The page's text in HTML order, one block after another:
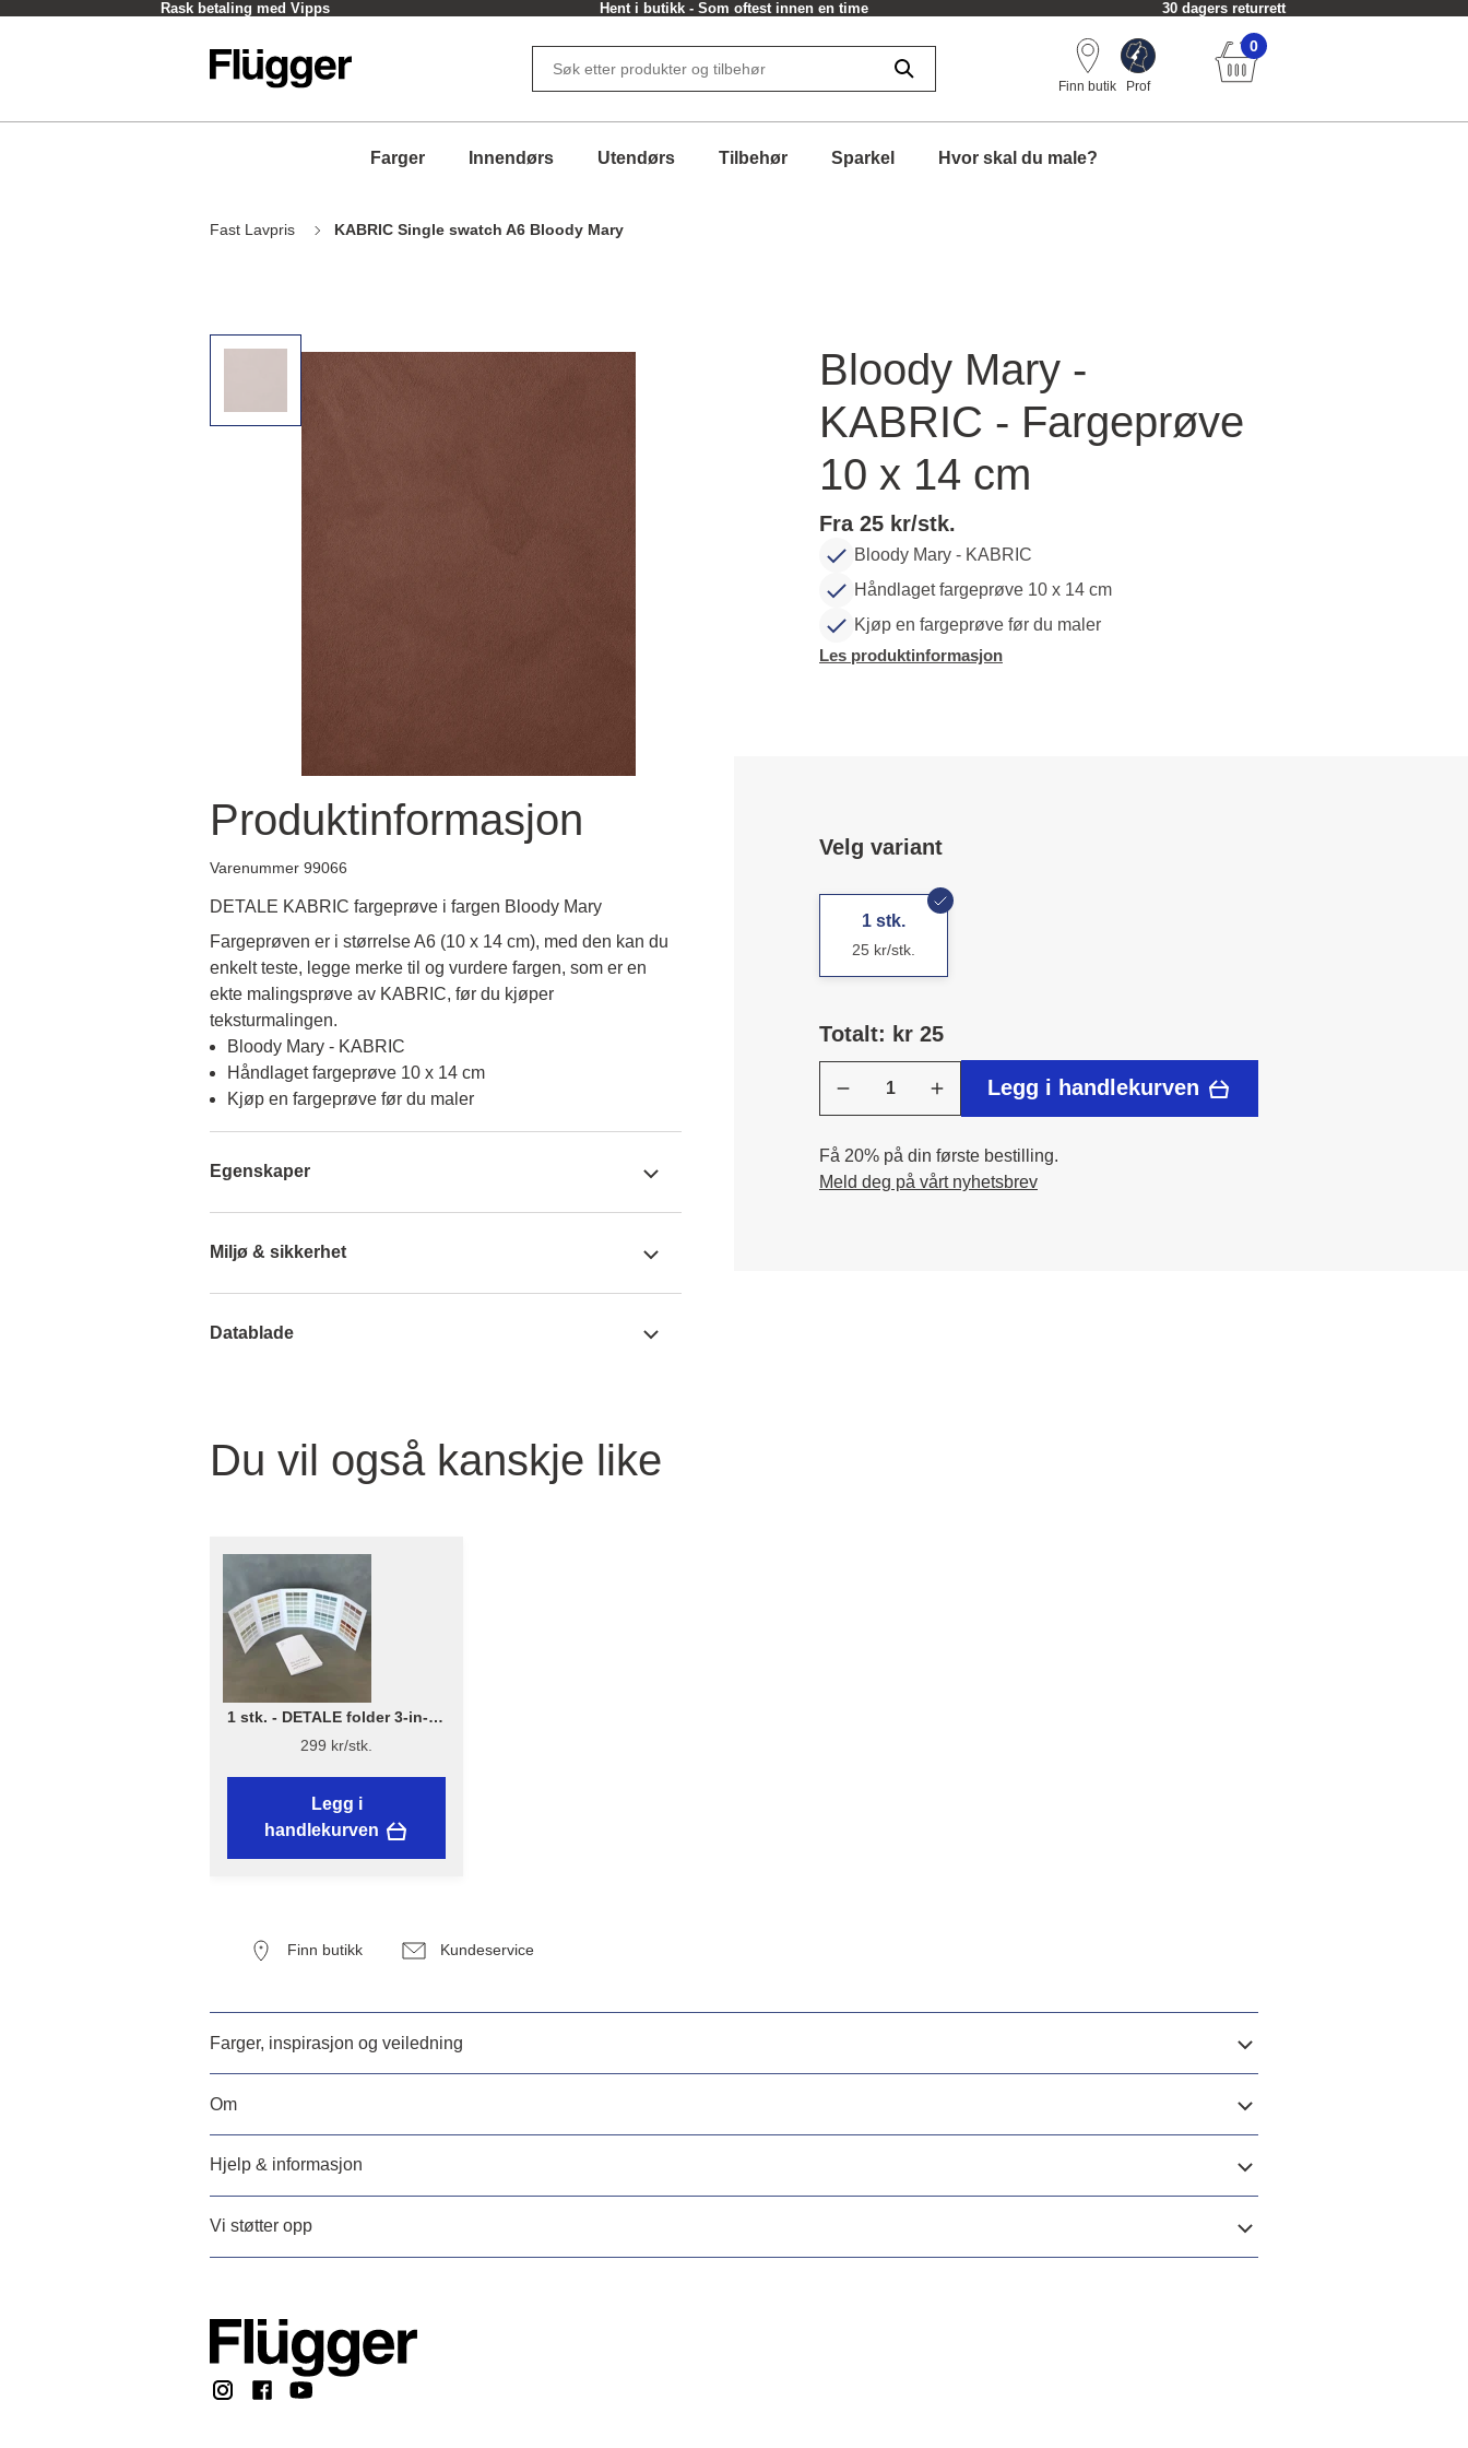
Rask betaling med Vipps Hent i butikk - Som oftest innen en time 30 dagers returrett
Finn butik Prof
0
Farger Innendørs Utendørs Tilbehør Sparkel Hvor skal du male?
Fast Lavpris KABRIC Single swatch A6 Bloody Mary
Produktinformasjon
Varenummer 99066
DETALE KABRIC fargeprøve i fargen Bloody Mary
Fargeprøven er i størrelse A6 (10 x 14 cm), med den kan du
enkelt teste, legge merke til og vurdere fargen, som er en
ekte malingsprøve av KABRIC, før du kjøper
teksturmalingen.
Bloody Mary - KABRIC
Håndlaget fargeprøve 10 x 14 cm
Kjøp en fargeprøve før du maler
Egenskaper
Miljø & sikkerhet
Datablade
Bloody Mary -
KABRIC - Fargeprøve
10 x 14 cm
Fra 25 kr/stk.
Bloody Mary - KABRIC
Håndlaget fargeprøve 10 x 14 cm
Kjøp en fargeprøve før du maler
Les produktinformasjon
Velg variant
1 stk.
25 kr/stk.
Totalt: kr 25
Legg i handlekurven
Få 20% på din første bestilling.
Meld deg på vårt nyhetsbrev
Du vil også kanskje like
1 stk. - DETALE folder 3-in-1 -
KABRIC, KC14, Matt Paint
299 kr/stk.
Legg i
handlekurven
Finn butikk Kundeservice
Farger, inspirasjon og veiledning
Om
Hjelp & informasjon
Vi støtter opp